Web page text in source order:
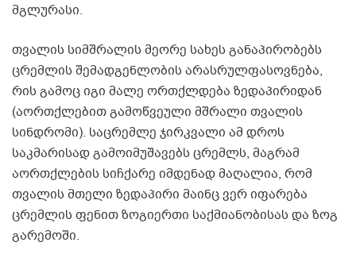
მგლურასი.
თვალის სიმშრალის მეორე სახეს განაპირობებს
ცრემლის შემადგენლობის არასრულფასოვნება,
რის გამოც იგი მალე ორთქლდება ზედაპირიდან
(აორთქლებით გამოწვეული მშრალი თვალის
სინდრომი). საცრემლე ჯირკვალი ამ დროს
საკმარისად გამოიმუშავებს ცრემლს, მაგრამ
აორთქლების სიჩქარე იმდენად მაღალია, რომ
თვალის მთელი ზედაპირი მაინც ვერ იფარება
ცრემლის ფენით ზოგიერთი საქმიანობისას და ზოგ
გარემოში.